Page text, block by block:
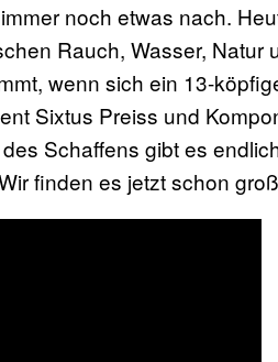
noch etwas nach.
Rauch, Wasser, Natur
wenn sich ein 13-
Sixtus Preiss und
Schaffens gibt es
finden es jetzt schon